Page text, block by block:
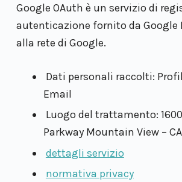
Google OAuth è un servizio di
autenticazione fornito da Google
alla rete di Google.
Dati personali raccolti:
Email
Luogo del trattamento:
Parkway Mountain View –
dettagli servizio
normativa privacy